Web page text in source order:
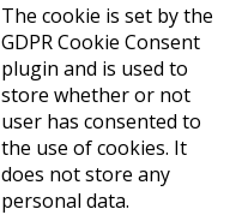
The cookie is set by the
GDPR Cookie Consent
plugin and is used to
store whether or not
user has consented to
the use of cookies. It
does not store any
personal data.